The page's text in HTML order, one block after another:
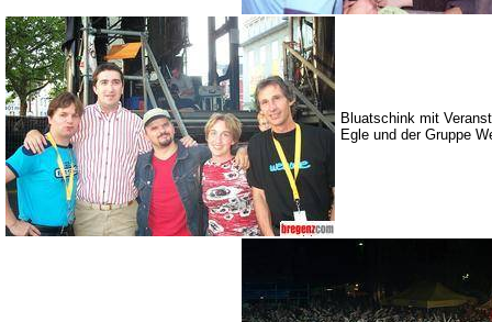
Bluatschink mit
Egle und der Gruppe